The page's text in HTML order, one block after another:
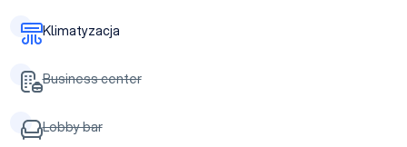
Klimatyzacja
Business center
Lobby bar